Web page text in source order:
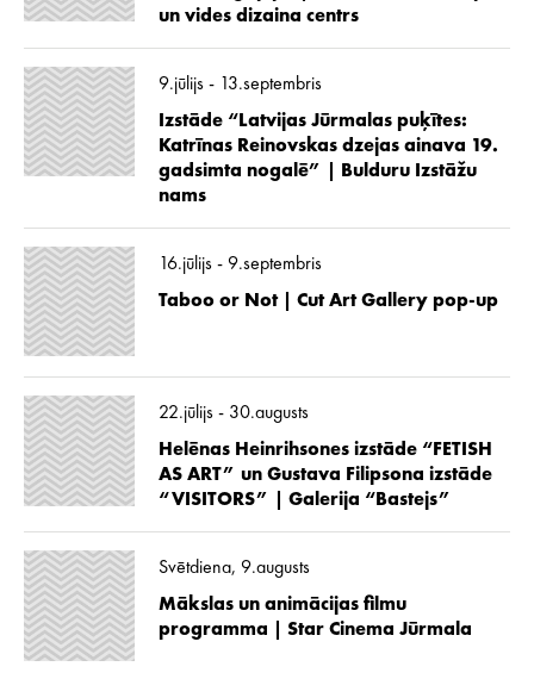
un vides dizaina centrs
9.jūlijs - 13.septembris
Izstāde “Latvijas Jūrmalas puķītes:
Katrīnas Reinovskas dzejas ainava 19.
gadsimta nogalē” | Bulduru Izstāžu
nams
16.jūlijs - 9.septembris
Taboo or Not | Cut Art Gallery pop-up
22.jūlijs - 30.augusts
Helēnas Heinrihsones izstāde “FETISH
AS ART” un Gustava Filipsona izstāde
“VISITORS” | Galerija “Bastejs”
Svētdiena, 9.augusts
Mākslas un animācijas filmu
programma | Star Cinema Jūrmala